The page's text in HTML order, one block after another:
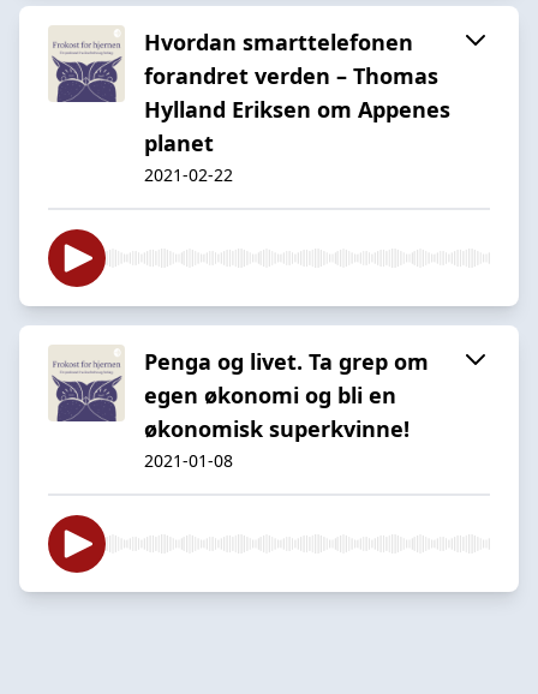
Hvordan smarttelefonen
forandret verden – Thomas
Hylland Eriksen om Appenes
planet
2021-02-22
Penga og livet. Ta grep om
egen økonomi og bli en
økonomisk superkvinne!
2021-01-08